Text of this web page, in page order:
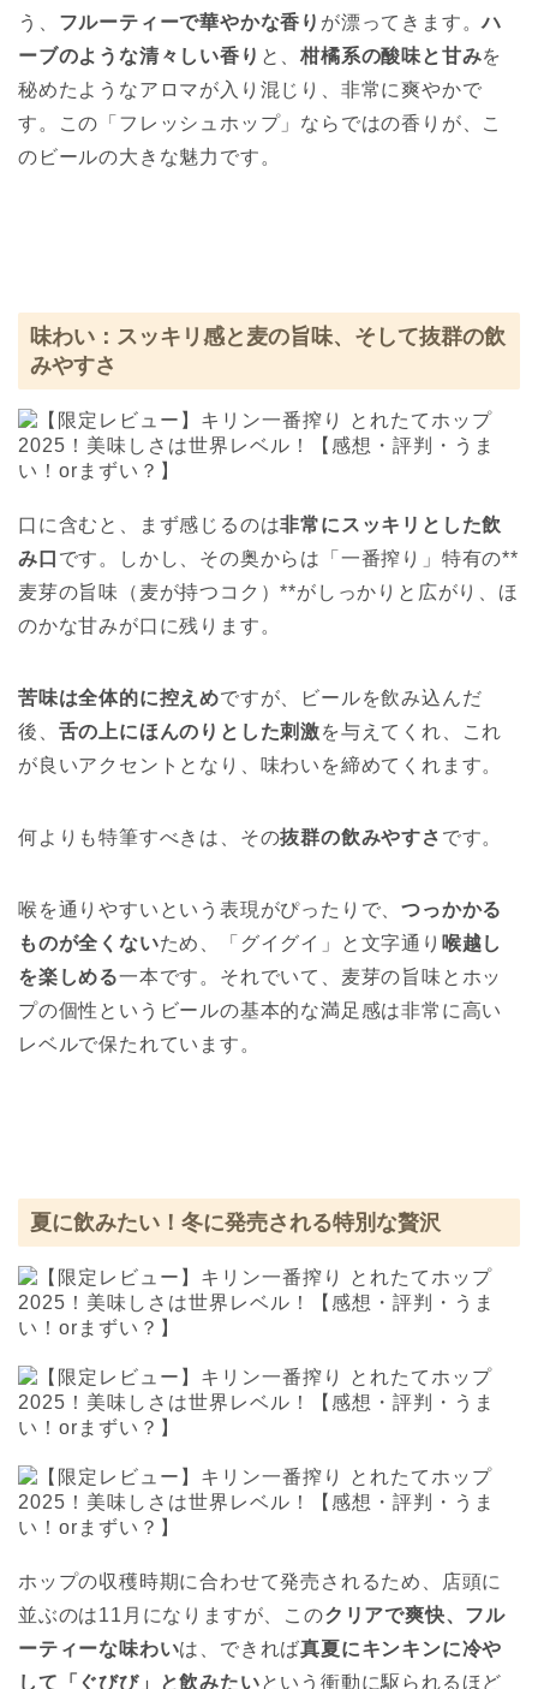
う、 フルーティーで華やかな香り が漂ってきます。ハ
ーブのような清々しい香り と、柑橘系の酸味と甘みを
秘めたようなアロマが入り混じり、非常に爽やかで
す。この「フレッシュホップ」ならではの香りが、こ
のビールの大きな魅力です。
味わい：スッキリ感と麦の旨味、そして抜群の飲
みやすさ
口に含むと、まず感じるのは非常にスッキリとした飲
み口 です。しかし、その奥からは「一番搾り」特有の**
麦芽の旨味（麦が持つコク）**がしっかりと広がり、ほ
のかな甘みが口に残ります。
苦味は全体的に控えめですが、ビールを飲み込んだ
後、 舌の上にほんのりとした刺激を与えてくれ、これ
が良いアクセントとなり、味わいを締めてくれます。
何よりも特筆すべきは、その抜群の飲みやすさ です。
喉を通りやすいという表現がぴったりで、つっかかる
ものが全くないため、「グイグイ」と文字通り 喉越し
を楽しめる一本です。それでいて、麦芽の旨味とホッ
プの個性というビールの基本的な満足感は非常に高い
レベルで保たれています。
夏に飲みたい！冬に発売される特別な贅沢
ホップの収穫時期に合わせて発売されるため、店頭に
並ぶのは11月になりますが、このクリアで爽快、フル
ーティーな味わいは、できれば真夏にキンキンに冷や
して「ぐびび」と飲みたいという衝動に駆られるほど